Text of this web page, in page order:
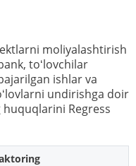
moliyalashtirish
toʻlovchilar
ishlar va
undirishga doir
Regress